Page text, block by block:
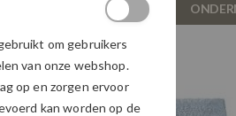
DAMESKLEDING
BLUE
om gebruikers
van onze webshop.
op en zorgen ervoor
kan worden op de